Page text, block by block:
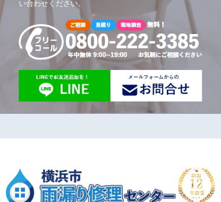
い合わせください。